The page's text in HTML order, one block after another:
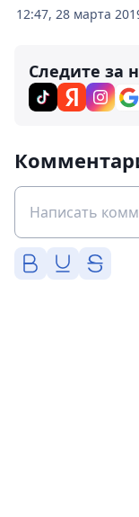
12:47, 28 марта
Следите за